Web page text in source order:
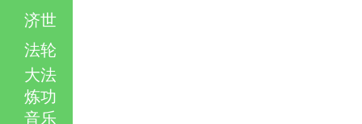
济世
法轮
大法
炼功
音乐